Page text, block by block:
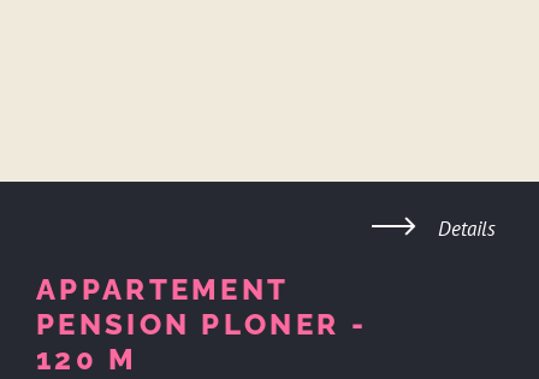
APPARTEMENT
PENSION PLONER -
120 M
Details